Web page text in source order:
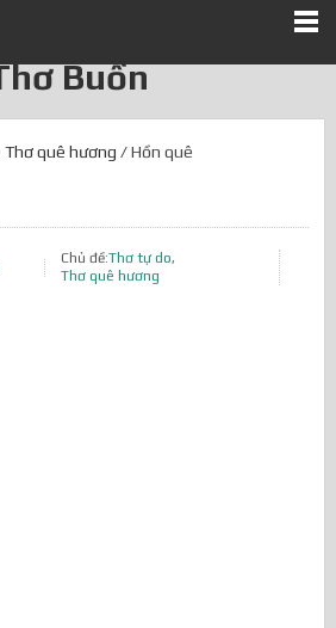
Buồn
Thơ quê hương / Hồn quê
Chủ đề:Thơ tự do,
Thơ quê hương